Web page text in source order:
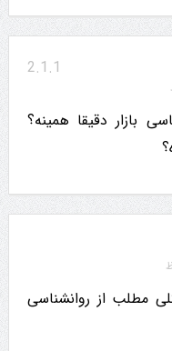
2.1.1
بازار دقیقا همینه؟
مطلب از روانشناسی